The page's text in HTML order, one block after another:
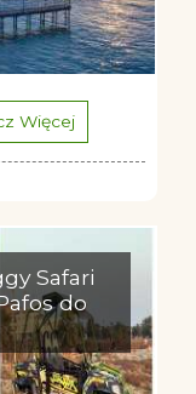
Więcej
Safari
do